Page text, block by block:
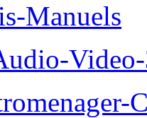
Manuels